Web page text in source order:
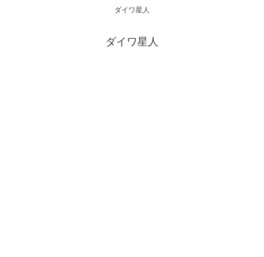
ダイワ星人
ダイワ星人